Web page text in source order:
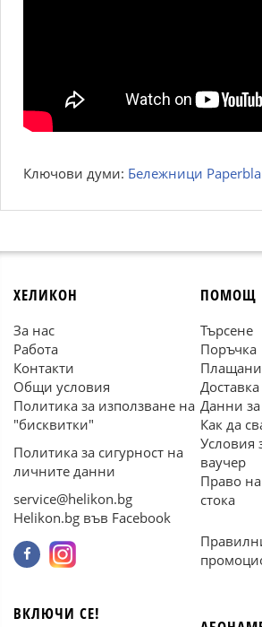
Ключови думи: Бележници
ХЕЛИКОН
За нас
Работа
Контакти
Общи условия
Политика за използване на
"бисквитки"
Политика за сигурност на
личните данни
service@helikon.bg
Helikon.bg във Facebook
ПОМОЩ
Търсене
Поръчка
Доставка
Данни
Как да
Условия
ваучер
Право на
стока
ВКЛЮЧИ СЕ!